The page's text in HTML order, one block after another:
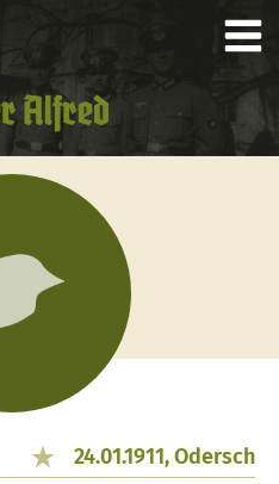
Alfred
24.01.1911, Odersch